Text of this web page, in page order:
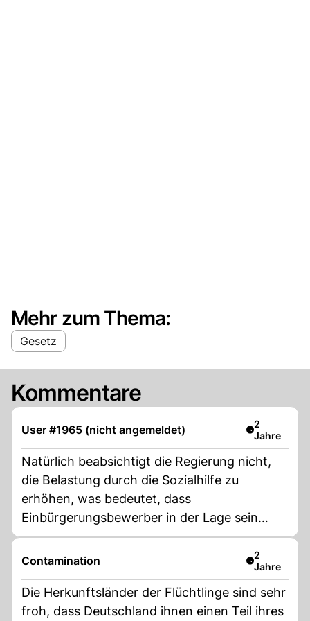
Mehr zum Thema:
Gesetz
Kommentare
User #1965 (nicht angemeldet) Artikel
2
Jahre
Natürlich beabsichtigt die Regierung nicht,
die Belastung durch die Sozialhilfe zu
erhöhen, was bedeutet, dass
Einbürgerungsbewerber in der Lage sein
müssen, für ihren Lebensunterhalt zu sorgen,
einschließlich der Möglichkeit, ihre Familien
angewiesen zu sein, um zu überleben. Auch
in diesem Punkt gibt es einige
Contamination Artikel
2
Jahre
Die Herkunftsländer der Flüchtlinge sind sehr
froh, dass Deutschland ihnen einen Teil ihres